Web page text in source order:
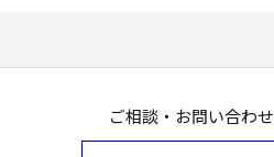
ご相談・お問い合わせ